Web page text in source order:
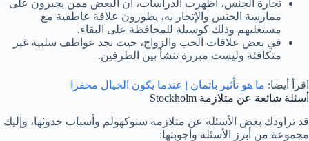
تجارة الجنس، أظهرت الدراسات، أن البعض ممن يجبرون على
ممارسة الجنس والإتجار به، يطورون علاقة عاطفية مع
مستغليهم وذلك كوسيلة للمحافظة على البقاء.
في بعض علاقات الحب والزواج، حيث نجد عواطف سلبية غير
متكافئة وليست مبررة تنشأ بين الطرفين.
اقرأ أيضا: ما هو تأثير باتمان | عندما يكون الخيال محفزا
أسئلة شائعة عن متلازمة Stockholm
قد تراودك بعض الأسئلة عن متلازمة ستوكهولم وأسباب حدوثها، وإليك
مجموعة من أبرز الأسئلة وأجوبتها: